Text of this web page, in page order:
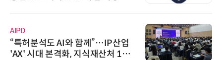
AIPD
“특허분석도 AI와 함께”…IP산업
'AX' 시대 본격화, 지식재산처 1호